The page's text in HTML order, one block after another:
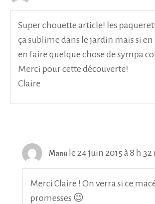
Super chouette article! les
ça sublime dans le jardin mais si
en faire quelque chose de sympa
Merci pour cette découverte!
Claire
Manu le 24 juin 2015 à 8 h
Merci Claire ! On verra si ce
promesses 😉